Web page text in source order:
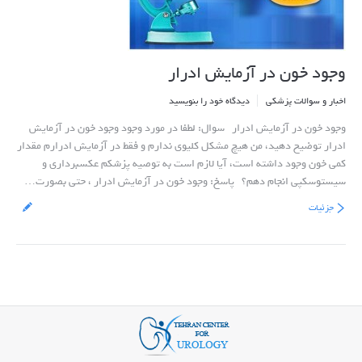
وجود خون در آزمایش ادرار
اخبار و سوالات پزشکی دیدگاه خود را بنویسید
وجود خون در آزمایش ادرار سوال: لطفا در مورد وجود وجود خون در آزمایش
ادرار توضیح دهید، من هیچ مشکل کلیوی ندارم و فقط در آزمایش ادرارم مقدار
کمی خون وجود داشته است، آیا لازم است به توصیه پزشکم عکسبرداری و
سیستوسکپی انجام دهم؟ پاسخ: وجود خون در آزمایش ادرار ، حتی بصورت…
جزئیات